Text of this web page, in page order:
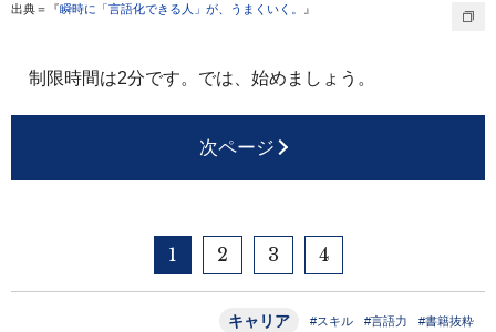
出典＝『瞬時に「言語化できる人」が、うまくいく。 』
制限時間は2分です。では、始めましょう。
次ページ
1 2 3 4
キャリア #スキル #言語力 #書籍抜粋